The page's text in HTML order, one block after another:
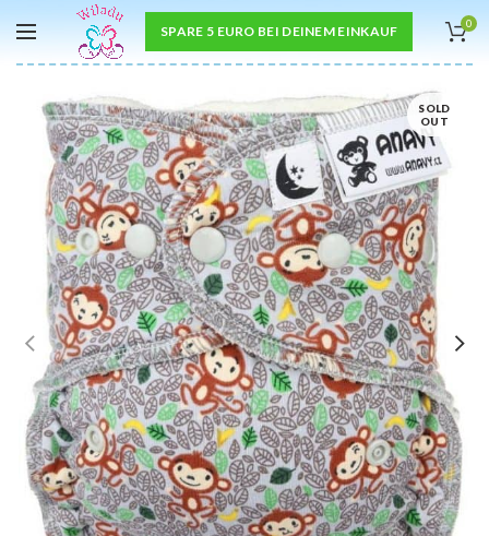
SPARE 5 EURO BEI DEINEM EINKAUF 0
SOLD
OUT